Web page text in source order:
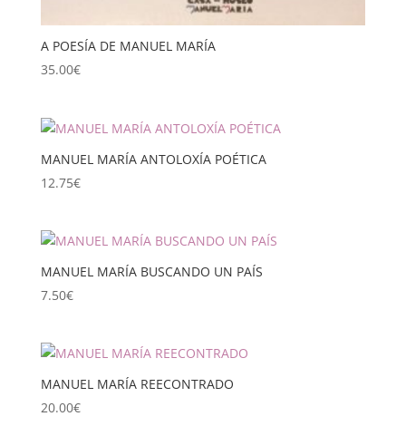
A POESÍA DE MANUEL MARÍA
35.00€
MANUEL MARÍA ANTOLOXÍA POÉTICA
12.75€
MANUEL MARÍA BUSCANDO UN PAÍS
7.50€
MANUEL MARÍA REECONTRADO
20.00€